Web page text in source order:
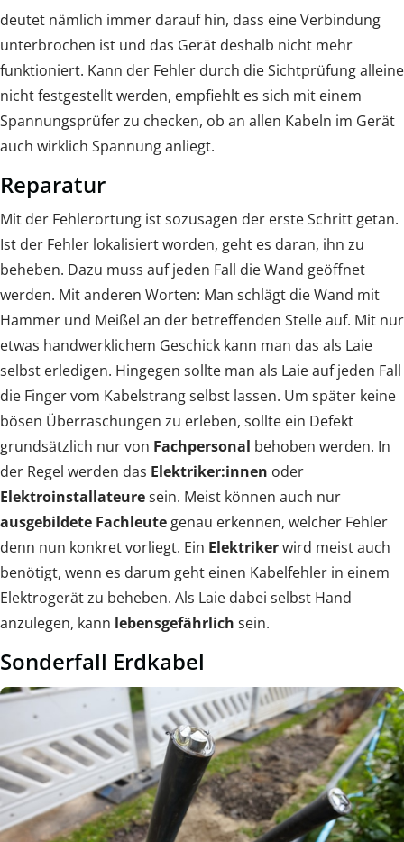
deutet nämlich immer darauf hin, dass eine Verbindung
unterbrochen ist und das Gerät deshalb nicht mehr
funktioniert. Kann der Fehler durch die Sichtprüfung alleine
nicht festgestellt werden, empfiehlt es sich mit einem
Spannungsprüfer zu checken, ob an allen Kabeln im Gerät
auch wirklich Spannung anliegt.
Reparatur
Mit der Fehlerortung ist sozusagen der erste Schritt getan.
Ist der Fehler lokalisiert worden, geht es daran, ihn zu
beheben. Dazu muss auf jeden Fall die Wand geöffnet
werden. Mit anderen Worten: Man schlägt die Wand mit
Hammer und Meißel an der betreffenden Stelle auf. Mit nur
etwas handwerklichem Geschick kann man das als Laie
selbst erledigen. Hingegen sollte man als Laie auf jeden Fall
die Finger vom Kabelstrang selbst lassen. Um später keine
bösen Überraschungen zu erleben, sollte ein Defekt
grundsätzlich nur von Fachpersonal behoben werden. In
der Regel werden das Elektriker:innen oder
Elektroinstallateuresein. Meist können auch nur
ausgebildete Fachleute genau erkennen, welcher Fehler
denn nun konkret vorliegt. Ein Elektrikerwird meist auch
benötigt, wenn es darum geht einen Kabelfehler in einem
Elektrogerät zu beheben. Als Laie dabei selbst Hand
anzulegen, kann lebensgefährlich sein.
Sonderfall Erdkabel